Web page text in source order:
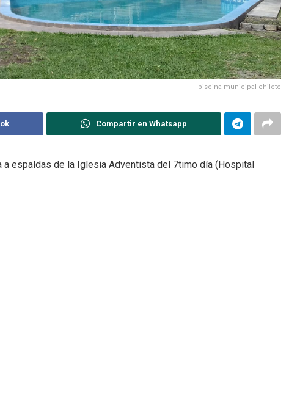
piscina-municipal-chilete
Compartir en Whatsapp
a espaldas de la Iglesia Adventista del 7timo día (Hospital